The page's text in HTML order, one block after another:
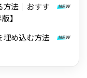
方法｜おすす
】
埋め込む方法